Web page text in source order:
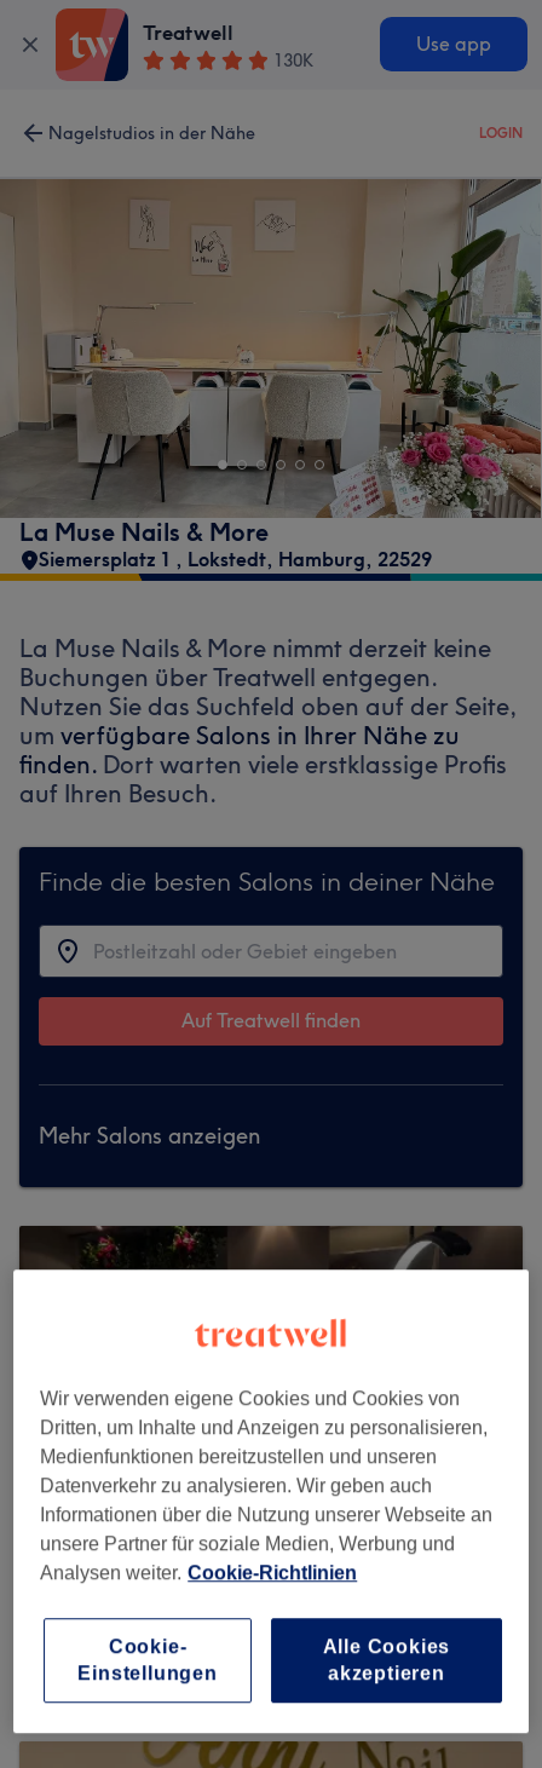
Treatwell
130K
Use app
Nagelstudios in der Nähe LOGIN
La Muse Nails & More
Siemersplatz 1 , Lokstedt, Hamburg, 22529
La Muse Nails & More nimmt derzeit keine
Buchungen über Treatwell entgegen.
Nutzen Sie das Suchfeld oben auf der Seite,
um verfügbare Salons in Ihrer Nähe zu
finden. Dort warten viele erstklassige Profis
auf Ihren Besuch.
Finde die besten Salons in deiner Nähe
Auf Treatwell finden
Mehr Salons anzeigen
Dermalux Beauty & Spa
Dorotheenstraße 145, 22299 Hamburg
Wir verwenden eigene Cookies und Cookies von
Dritten, um Inhalte und Anzeigen zu personalisieren,
Medienfunktionen bereitzustellen und unseren
Datenverkehr zu analysieren. Wir geben auch
Informationen über die Nutzung unserer Webseite an
unsere Partner für soziale Medien, Werbung und
Analysen weiter. Cookie-Richtlinien
Cookie-
Einstellungen
Alle Cookies
akzeptieren